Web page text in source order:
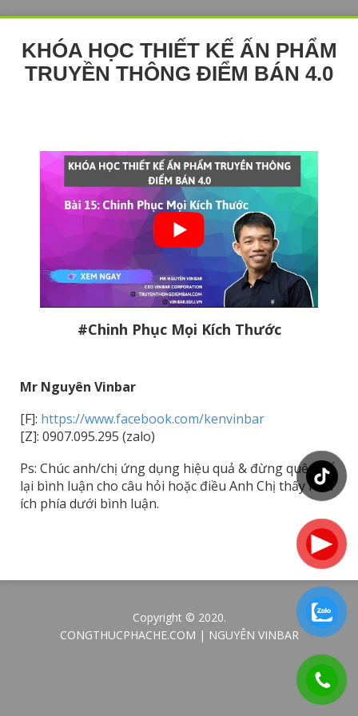
KHÓA HỌC THIẾT KẾ ẤN PHẨM
TRUYỀN THÔNG ĐIỂM BÁN 4.0
#Chinh Phục Mọi Kích Thước
Mr Nguyên Vinbar
[F]: https://www.facebook.com/kenvinbar
[Z]: 0907.095.295 (zalo)
Ps: Chúc anh/chị ứng dụng hiệu quả & đừng quên để
lại bình luận cho câu hỏi hoặc điều Anh Chị thấy hữu
ích phía dưới bình luận.
Copyright © 2020.
CONGTHUCPHACHE.COM | NGUYÊN VINBAR